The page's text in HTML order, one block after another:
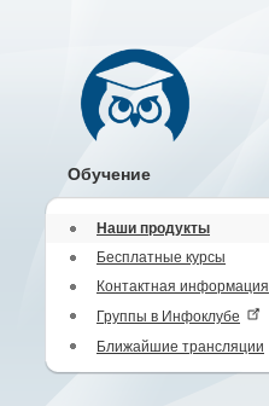
Обучение
Наши продукты
Бесплатные курсы
Контактная информация
Группы в Инфоклубе
Ближайшие трансляции